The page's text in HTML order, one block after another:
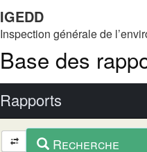
IGEDD
Inspection générale de
Base des
Rapports
Navigation
contextuel
Recherche